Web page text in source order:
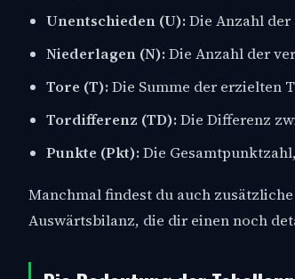
Unentschieden (U):Die Anzahl
Niederlagen (N):Die Anzahl der
Tore (T):Die Summe der erzielten
Tordifferenz (TD):Die Differenz
Punkte (Pkt):Die
Manchmal findest du auch
Auswärtsbilanz, die dir einen noch